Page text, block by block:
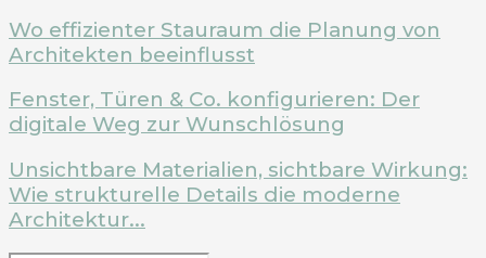
Wo effizienter Stauraum die Planung von
Architekten beeinflusst
Fenster, Türen & Co. konfigurieren: Der
digitale Weg zur Wunschlösung
Unsichtbare Materialien, sichtbare Wirkung:
Wie strukturelle Details die moderne
Architektur...